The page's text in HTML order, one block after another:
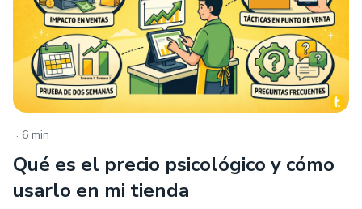
. 6 min
Qué es el precio psicológico y cómo
usarlo en mi tienda